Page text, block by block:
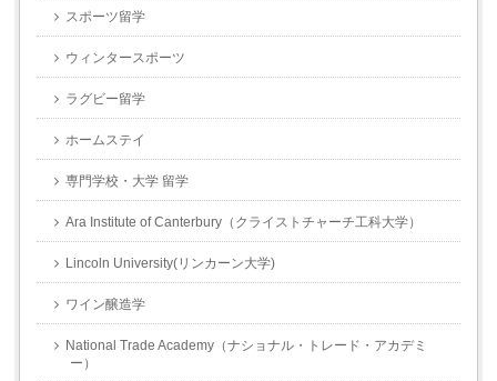
スポーツ留学
ウィンタースポーツ
ラグビー留学
ホームステイ
専門学校・大学 留学
Ara Institute of Canterbury（クライストチャーチ工科大学）
Lincoln University(リンカーン大学)
ワイン醸造学
National Trade Academy（ナショナル・トレード・アカデミ
ー）